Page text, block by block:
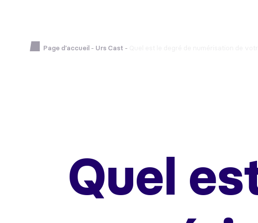
Page d’accueil - Urs Cast -
Quel